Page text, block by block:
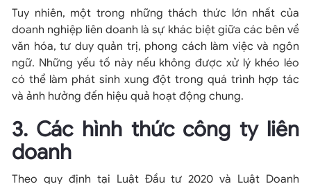
Tuy nhiên, một trong những thách thức lớn nhất của
doanh nghiệp liên doanh là sự khác biệt giữa các bên về
văn hóa, tư duy quản trị, phong cách làm việc và ngôn
ngữ. Những yếu tố này nếu không được xử lý khéo léo
có thể làm phát sinh xung đột trong quá trình hợp tác
và ảnh hưởng đến hiệu quả hoạt động chung.
3. Các hình thức công ty liên
doanh
Theo quy định tại Luật Đầu tư 2020 và Luật Doanh